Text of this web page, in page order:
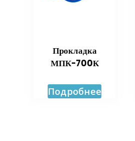
Прокладка
МПК-700К
Подробнее